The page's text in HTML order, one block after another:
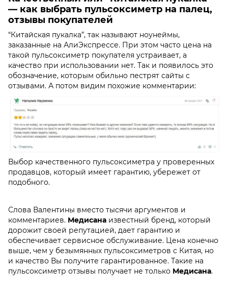
— как выбрать пульсоксиметр на палец,
отзывы покупателей
“Китайская пукалка”, так называют ноунеймы,
заказанные на АлиЭкспрессе. При этом часто цена на
такой пульсоксиметр покупателя устраивает, а
качество при использовании нет. Так и появилось это
обозначение, которым обильно пестрят сайты с
отзывами. А потом видим похожие комментарии:
Выбор качественного пульсоксиметра у проверенных
продавцов, который имеет гарантию, убережет от
подобного.
Слова Валентины вместо тысячи аргументов и
комментариев. Медисана известный бренд, который
дорожит своей репутацией, дает гарантию и
обеспечивает сервисное обслуживание. Цена конечно
выше, чем у безымянных пульсоксиметров с Китая, но
и качество Вы получите гарантированное. Такие на
пульсоксиметр отзывы получает не только Медисана.